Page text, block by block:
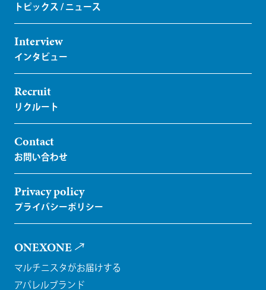
Interview
Recruit
Contact
Privacy policy
ONEXONE
マルチニスタがお届けする
アパレルブランド